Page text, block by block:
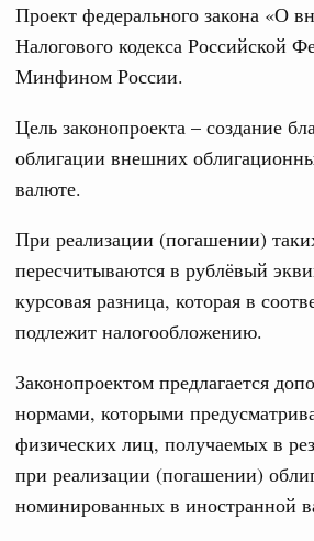
Проект федерального закона «О
Налогового кодекса Российской
Минфином России.
Цель законопроекта – создание
облигации внешних
валюте.
При реализации (погашении)
пересчитываются в рублёвый
курсовая разница, которая в
подлежит налогообложению.
Законопроектом предлагается
нормами, которыми
физических лиц, получаемых в
при реализации (погашении)
номинированных в иностранной
утвердило план
2026 год
23 декабря 2024, понедельник
Правительство
законопроектной
23 сентября 2024, понедельник
Правительство
актов и
29 июля 2024, понедельник